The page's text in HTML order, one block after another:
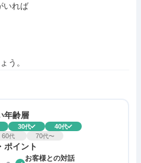
いれば
う。
年齢層
30代 40代
60代 70代〜
ポイント
お客様との対話